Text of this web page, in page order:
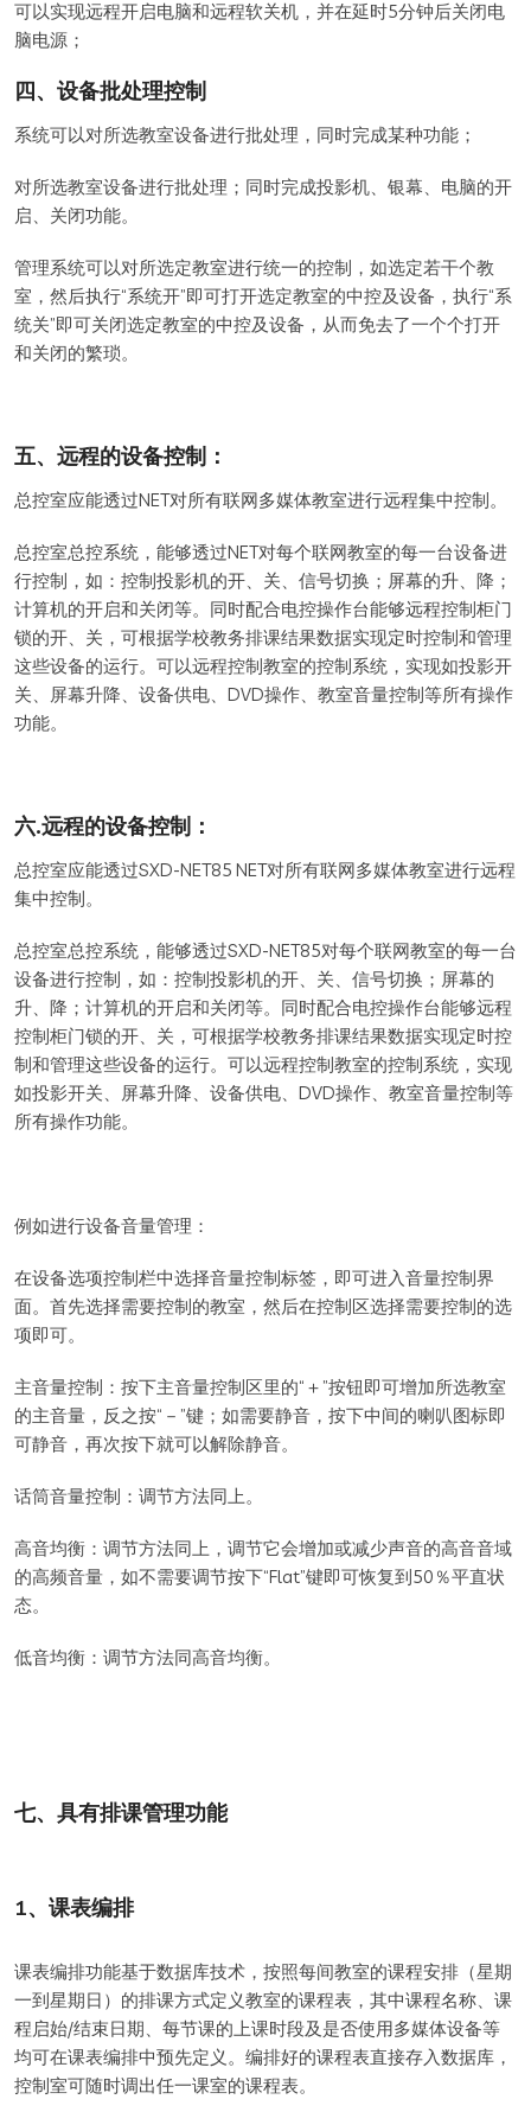
可以实现远程开启电脑和远程软关机，并在延时5分钟后关闭电
脑电源；
四、设备批处理控制
系统可以对所选教室设备进行批处理，同时完成某种功能；
对所选教室设备进行批处理；同时完成投影机、银幕、电脑的开
启、关闭功能。
管理系统可以对所选定教室进行统一的控制，如选定若干个教
室，然后执行“系统开”即可打开选定教室的中控及设备，执行“系
统关”即可关闭选定教室的中控及设备，从而免去了一个个打开
和关闭的繁琐。
五、远程的设备控制：
总控室应能透过NET对所有联网多媒体教室进行远程集中控制。
总控室总控系统，能够透过NET对每个联网教室的每一台设备进
行控制，如：控制投影机的开、关、信号切换；屏幕的升、降；
计算机的开启和关闭等。同时配合电控操作台能够远程控制柜门
锁的开、关，可根据学校教务排课结果数据实现定时控制和管理
这些设备的运行。可以远程控制教室的控制系统，实现如投影开
关、屏幕升降、设备供电、DVD操作、教室音量控制等所有操作
功能。
六.远程的设备控制：
总控室应能透过SXD-NET85 NET对所有联网多媒体教室进行远程
集中控制。
总控室总控系统，能够透过SXD-NET85对每个联网教室的每一台
设备进行控制，如：控制投影机的开、关、信号切换；屏幕的
升、降；计算机的开启和关闭等。同时配合电控操作台能够远程
控制柜门锁的开、关，可根据学校教务排课结果数据实现定时控
制和管理这些设备的运行。可以远程控制教室的控制系统，实现
如投影开关、屏幕升降、设备供电、DVD操作、教室音量控制等
所有操作功能。
例如进行设备音量管理：
在设备选项控制栏中选择音量控制标签，即可进入音量控制界
面。首先选择需要控制的教室，然后在控制区选择需要控制的选
项即可。
主音量控制：按下主音量控制区里的“＋”按钮即可增加所选教室
的主音量，反之按“－”键；如需要静音，按下中间的喇叭图标即
可静音，再次按下就可以解除静音。
话筒音量控制：调节方法同上。
高音均衡：调节方法同上，调节它会增加或减少声音的高音音域
的高频音量，如不需要调节按下“Flat”键即可恢复到50％平直状
态。
低音均衡：调节方法同高音均衡。
七、具有排课管理功能
1、课表编排
课表编排功能基于数据库技术，按照每间教室的课程安排（星期
一到星期日）的排课方式定义教室的课程表，其中课程名称、课
程启始/结束日期、每节课的上课时段及是否使用多媒体设备等
均可在课表编排中预先定义。编排好的课程表直接存入数据库，
控制室可随时调出任一课室的课程表。